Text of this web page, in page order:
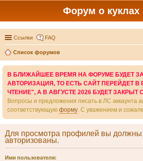
Форум о куклах
Ссылки FAQ
Список форумов
В БЛИЖАЙШЕЕ ВРЕМЯ НА ФОРУМЕ БУДЕТ
АВТОРИЗАЦИЯ, ТО ЕСТЬ САЙТ ПЕРЕЙДЕТ В
ЧТЕНИЕ", А В АВГУСТЕ 2026 БУДЕТ ЗАКРЫТ
Вопросы и предложения писать в ЛС аккаунта
соответствующую форму. С уважением и
Для просмотра профилей вы должны
авторизованы.
Имя пользователя: